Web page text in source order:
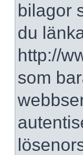
bilagor
du
http://
som